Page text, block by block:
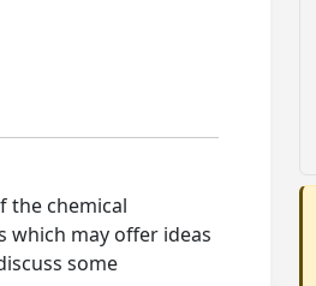
the chemical
which may offer ideas
some